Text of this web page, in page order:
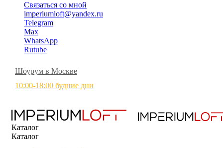
Связаться со мной
imperiumloft@yandex.ru
Telegram
Max
WhatsApp
Rutube
Шоурум в Москве
10:00-18:00 будние дни
Каталог
Каталог